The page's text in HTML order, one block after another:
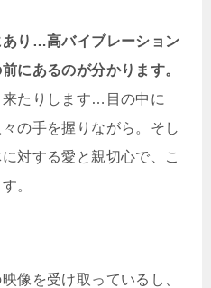
り…高バイブレーション
にあるのが分かります。
たりします…目の中に
の手を握りながら。そし
対する愛と親切心で、こ
。
像を受け取っているし、